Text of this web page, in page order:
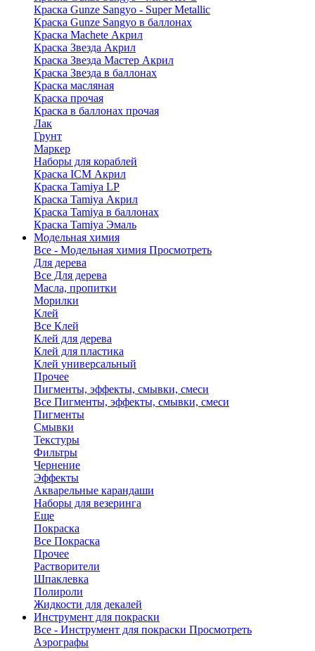
Краска Gunze Sangyo - Super Metallic
Краска Gunze Sangyo в баллонах
Краска Machete Акрил
Краска Звезда Акрил
Краска Звезда Мастер Акрил
Краска Звезда в баллонах
Краска масляная
Краска прочая
Краска в баллонах прочая
Лак
Грунт
Маркер
Наборы для кораблей
Краска ICM Акрил
Краска Tamiya LP
Краска Tamiya Акрил
Краска Tamiya в баллонах
Краска Tamiya Эмаль
Модельная химия
Все - Модельная химия Просмотреть
Для дерева
Все Для дерева
Масла, пропитки
Морилки
Клей
Все Клей
Клей для дерева
Клей для пластика
Клей универсальный
Прочее
Пигменты, эффекты, смывки, смеси
Все Пигменты, эффекты, смывки, смеси
Пигменты
Смывки
Текстуры
Фильтры
Чернение
Эффекты
Акварельные карандаши
Наборы для везеринга
Еще
Покраска
Все Покраска
Прочее
Растворители
Шпаклевка
Полироли
Жидкости для декалей
Инструмент для покраски
Все - Инструмент для покраски Просмотреть
Аэрографы